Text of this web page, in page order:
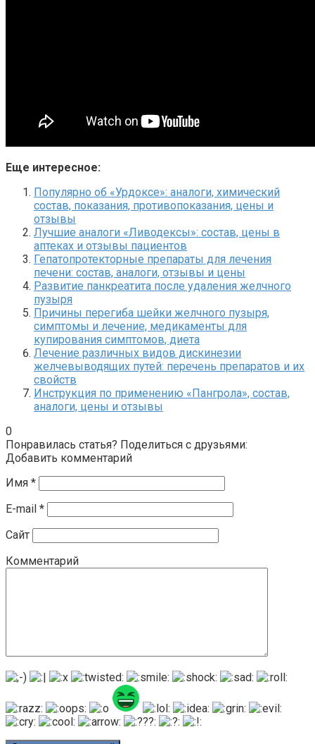
Еще интересное:
Популярно об «Урдоксе»: аналоги, химический
состав, показания, противопоказания, цены и
отзывы
Лучшие аналоги «Ливодексы»: состав, цены в
аптеках и отзывы пациентов
Гепатопротекторные препараты для лечения
печени: состав, аналоги, отзывы и цены
Развитие панкреатита после удаления желчного
пузыря
Причины перегиба шейки желчного пузыря,
симптомы и лечение, медикаменты для
купирования симптомов, диета
Лечение различных видов дискинезии
желчевыводящих путей: перечень препаратов и их
свойств
Инструкция по применению «Пангрола», состав,
аналоги, цены и отзывы
0
Понравилась статья? Поделиться с друзьями:
Добавить комментарий
Имя *
E-mail *
Сайт
Комментарий